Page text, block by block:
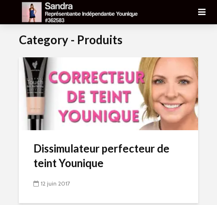
Category - Produits
Dissimulateur perfecteur de
teint Younique
12 juin 2017